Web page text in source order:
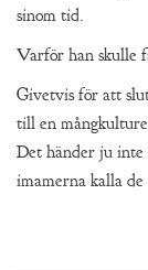
sinom tid.
Varför han skulle
Givetvis för att
till en
Det händer ju inte
imamerna kalla